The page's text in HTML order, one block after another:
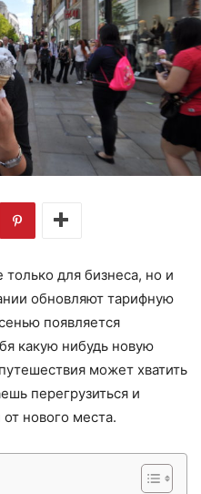
для бизнеса, но и
обновляют тарифную
появляется
какую нибудь новую
может хватить
перегрузиться и
нового места.